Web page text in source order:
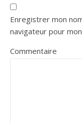
Enregistrer mon
navigateur pour
Commentaire